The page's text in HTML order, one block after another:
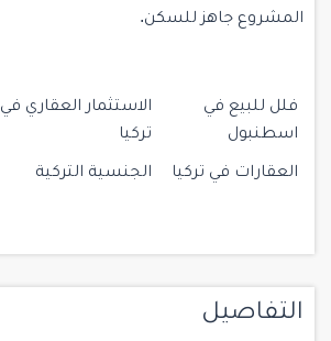
المشروع جاهز للسكن.
فلل للبيع في
اسطنبول
الاستثمار العقاري في
تركيا
العقارات في تركيا الجنسية التركية
التفاصيل